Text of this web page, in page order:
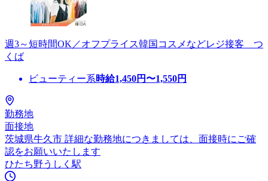
週3～短時間OK／オフプライス韓国コスメなどレジ接客 つ
くば
ビューティー系時給1,450円〜1,550円
勤務地
面接地
茨城県牛久市 詳細な勤務地につきましては、面接時にご確
認をお願いいたします
ひたち野うしく駅